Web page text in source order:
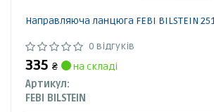
Направляюча ланцюга FEBI BILSTEIN
0 відгуків
335 ₴
на складі
Артикул:
FEBI BILSTEIN